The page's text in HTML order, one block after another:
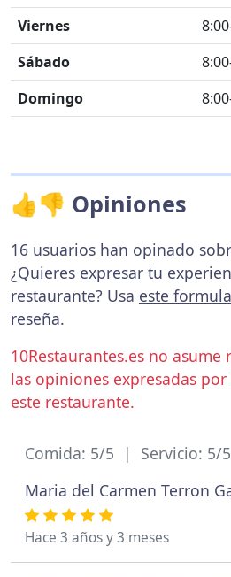
Viernes
Sábado
Domingo
👍👎 Opiniones
16 usuarios han opinado
¿Quieres expresar tu
restaurante? Usa este
reseña.
10Restaurantes.es no
las opiniones expresadas
este restaurante.
Comida: 5/5 | Servicio:
Maria del Carmen Terron
Hace 3 años y 3 meses